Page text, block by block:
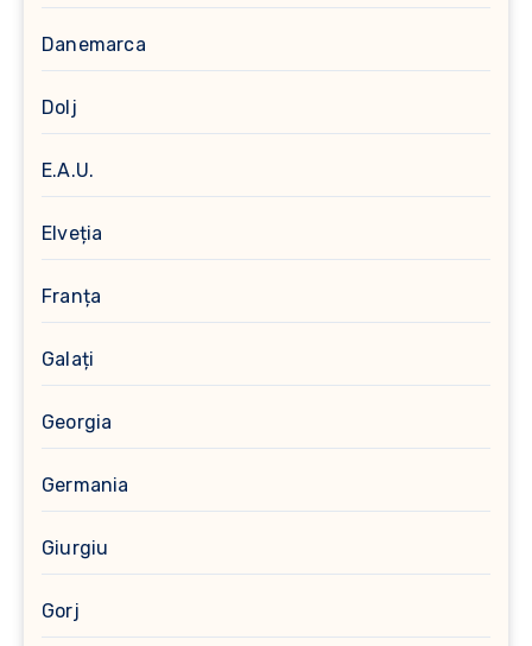
Danemarca
Dolj
E.A.U.
Elveția
Franța
Galați
Georgia
Germania
Giurgiu
Gorj